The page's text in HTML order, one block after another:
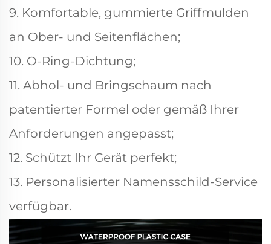
9. Komfortable, gummierte Griffmulden
an Ober- und Seitenflächen;
10. O-Ring-Dichtung;
11. Abhol- und Bringschaum nach
patentierter Formel oder gemäß Ihrer
Anforderungen angepasst;
12. Schützt Ihr Gerät perfekt;
13. Personalisierter Namensschild-Service
verfügbar.